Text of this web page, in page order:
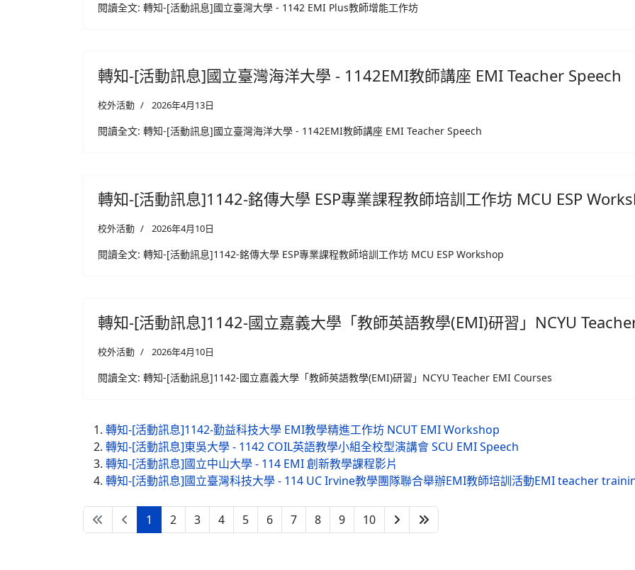
閱讀全文: 轉知-[活動訊息]國立臺灣大學 - 1142 EMI Plus教師增能工作坊
轉知-[活動訊息]國立臺灣海洋大學 - 1142EMI教師講座 EMI Teacher Speech
校外活動 2026年4月13日
閱讀全文: 轉知-[活動訊息]國立臺灣海洋大學 - 1142EMI教師講座 EMI Teacher Speech
轉知-[活動訊息]1142-銘傳大學 ESP專業課程教師培訓工作坊 MCU ESP
校外活動 2026年4月10日
閱讀全文: 轉知-[活動訊息]1142-銘傳大學 ESP專業課程教師培訓工作坊 MCU ESP Workshop
轉知-[活動訊息]1142-國立嘉義大學「教師英語教學(EMI)研習」NCYU
校外活動 2026年4月10日
閱讀全文: 轉知-[活動訊息]1142-國立嘉義大學「教師英語教學(EMI)研習」NCYU Teacher EMI Courses
轉知-[活動訊息]1142-勤益科技大學 EMI教學精進工作坊 NCUT EMI Workshop
轉知-[活動訊息]東吳大學 - 1142 COIL英語教學小組全校型演講會 SCU EMI Speech
轉知-[活動訊息]國立中山大學 - 114 EMI 創新教學課程影片
轉知-[活動訊息]國立臺灣科技大學 - 114 UC Irvine教學團隊聯合舉辦EMI教師培訓活動EMI teacher
1 2 3 4 5 6 7 8 9 10